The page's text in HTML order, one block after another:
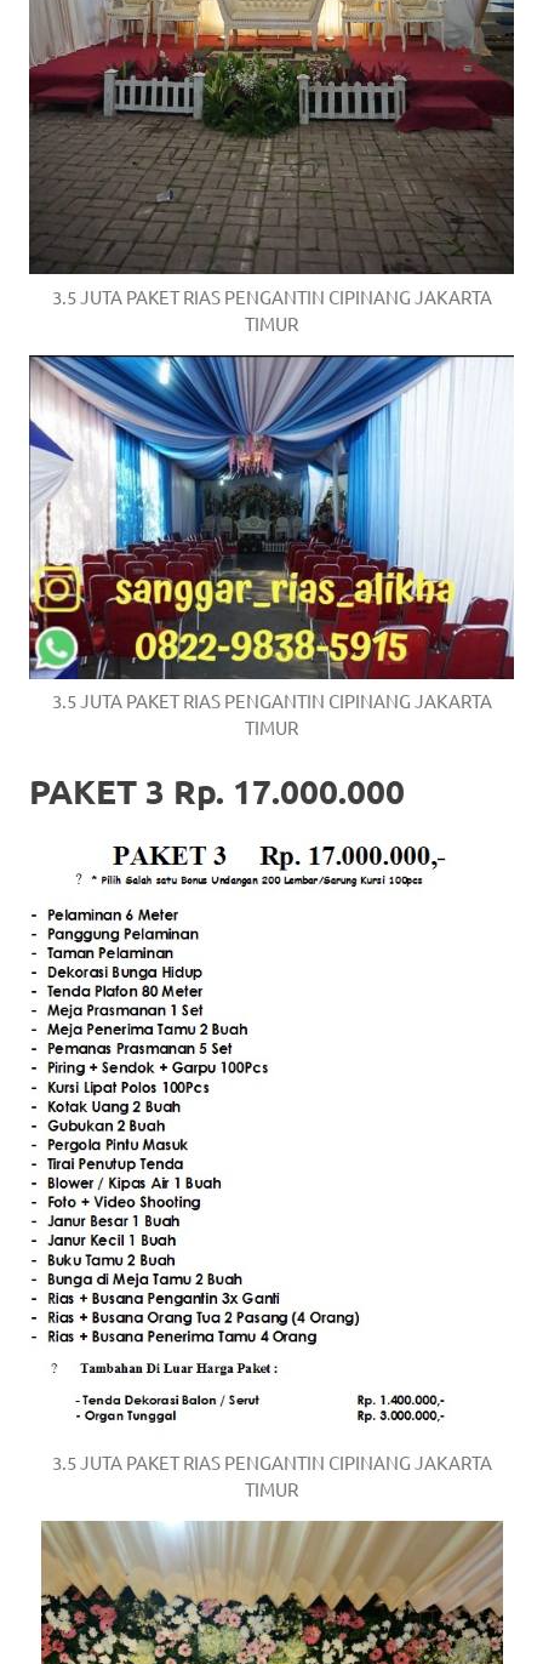
3.5 JUTA PAKET RIAS PENGANTIN CIPINANG JAKARTA
TIMUR
3.5 JUTA PAKET RIAS PENGANTIN CIPINANG JAKARTA
TIMUR
PAKET 3 Rp. 17.000.000
3.5 JUTA PAKET RIAS PENGANTIN CIPINANG JAKARTA
TIMUR